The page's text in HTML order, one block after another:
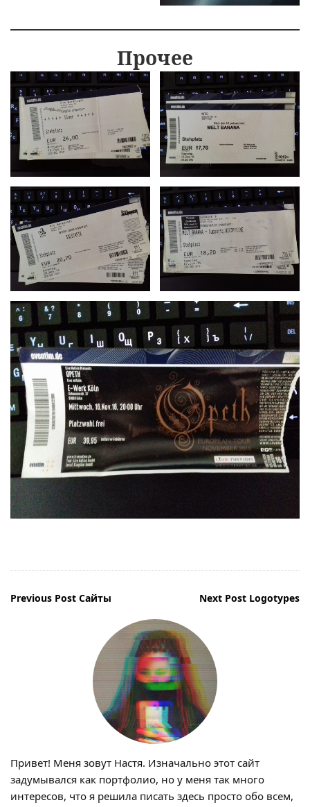
Прочее
Навигация
Previous Post Сайты Next Post Logotypes
Привет! Меня зовут Настя. Изначально этот сайт
задумывался как портфолио, но у меня так много
интересов, что я решила писать здесь просто обо всем,